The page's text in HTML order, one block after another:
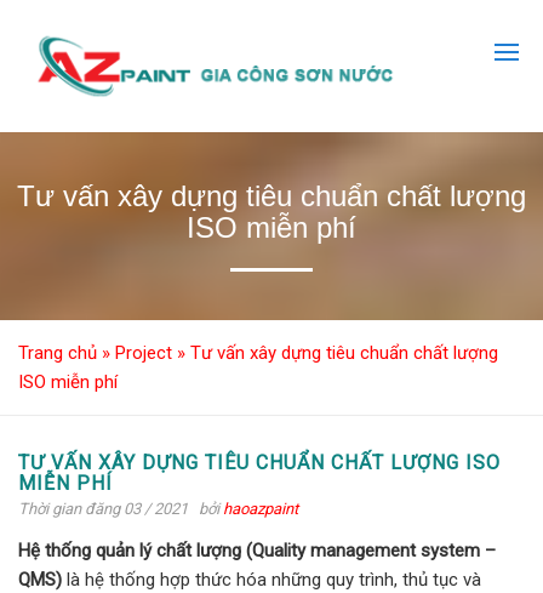
Tư vấn xây dựng tiêu chuẩn chất lượng
ISO miễn phí
Trang chủ » Project » Tư vấn xây dựng tiêu chuẩn chất lượng
ISO miễn phí
TƯ VẤN XÂY DỰNG TIÊU CHUẨN CHẤT LƯỢNG ISO
MIỄN PHÍ
Thời gian đăng 03 / 2021 bởihaoazpaint
Hệ thống quản lý chất lượng (Quality management system –
QMS) là hệ thống hợp thức hóa những quy trình, thủ tục và